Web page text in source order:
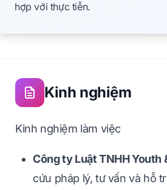
hợp với thực tiễn.
Kinh nghiệm
Kinh nghiệm làm việc
Công ty Luật TNHH Youth
cứu pháp lý, tư vấn và hỗ